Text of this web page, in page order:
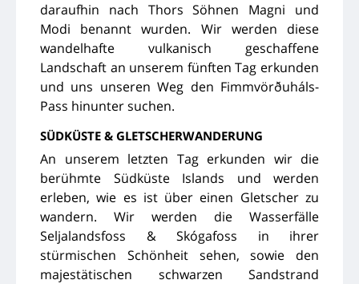
daraufhin nach Thors Söhnen Magni und
Modi benannt wurden. Wir werden diese
wandelhafte vulkanisch geschaffene
Landschaft an unserem fünften Tag erkunden
und uns unseren Weg den Fimmvörðuháls-
Pass hinunter suchen.
SÜDKÜSTE & GLETSCHERWANDERUNG
An unserem letzten Tag erkunden wir die
berühmte Südküste Islands und werden
erleben, wie es ist über einen Gletscher zu
wandern. Wir werden die Wasserfälle
Seljalandsfoss & Skógafoss in ihrer
stürmischen Schönheit sehen, sowie den
majestätischen schwarzen Sandstrand